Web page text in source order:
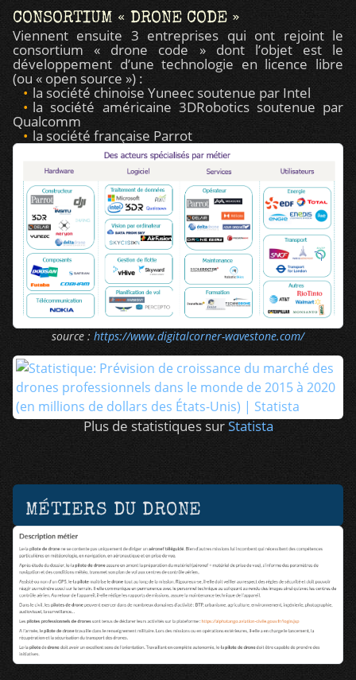
CONSORTIUM « DRONE CODE »
Viennent ensuite 3 entreprises qui ont rejoint le
consortium « drone code » dont l’objet est le
développement d’une technologie en licence libre
(ou « open source ») :
la société chinoise Yuneec soutenue par Intel
la société américaine 3DRobotics soutenue par
Qualcomm
la société française Parrot
source : https://www.digitalcorner-wavestone.com/
Plus de statistiques surStatista
MÉTIERS DU DRONE